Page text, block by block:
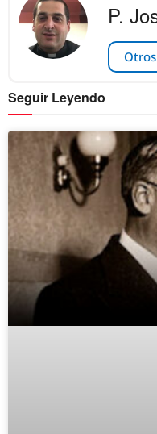
P.
Seguir Leyendo